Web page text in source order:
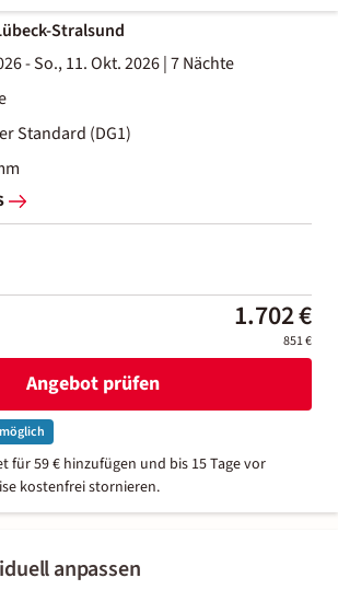
anpassen
Stralsund
- So., 11. Okt. 2026|7 Nächte
Standard (DG1)
1.702 €
851 €
Angebot prüfen
für 59 € hinzufügen und bis 15 Tage vor
kostenfrei stornieren.